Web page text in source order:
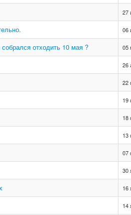
27
06
отходить 10 мая ? 05
26
22
19
18
13
07
30
16
14